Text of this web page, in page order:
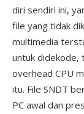
diri sendiri ini,
file yang tidak
multimedia
untuk didekode,
overhead CPU
itu. File SNDT
PC awal dan